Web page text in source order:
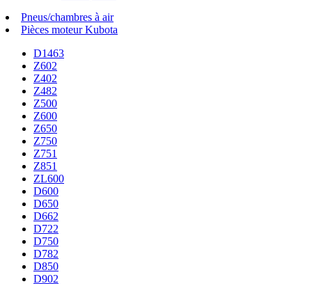
Pneus/chambres à air
Pièces moteur Kubota
D1463
Z602
Z402
Z482
Z500
Z600
Z650
Z750
Z751
Z851
ZL600
D600
D650
D662
D722
D750
D782
D850
D902